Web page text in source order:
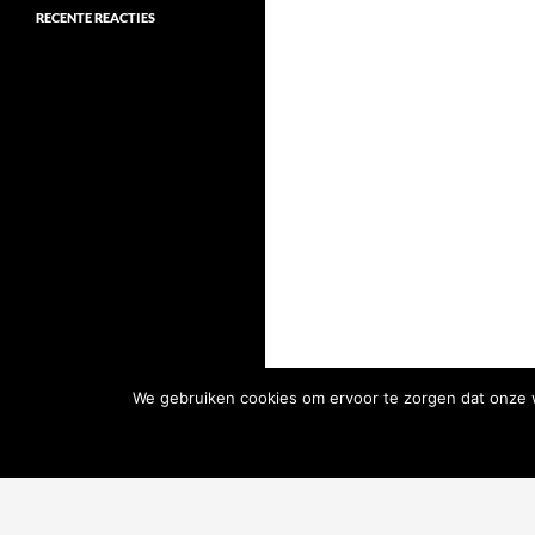
RECENTE REACTIES
We gebruiken cookies om ervoor te zorgen dat